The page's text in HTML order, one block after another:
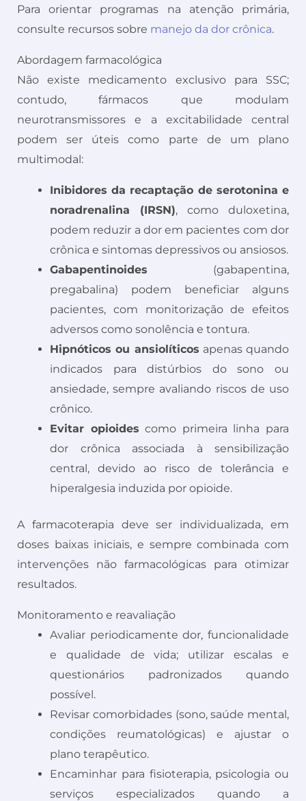
Para orientar programas na atenção primária,
consulte recursos sobre manejo da dor crônica.
Abordagem farmacológica
Não existe medicamento exclusivo para SSC;
contudo, fármacos que modulam
neurotransmissores e a excitabilidade central
podem ser úteis como parte de um plano
multimodal:
Inibidores da recaptação de serotonina e
noradrenalina (IRSN), como duloxetina,
podem reduzir a dor em pacientes com dor
crônica e sintomas depressivos ou ansiosos.
Gabapentinoides (gabapentina,
pregabalina) podem beneficiar alguns
pacientes, com monitorização de efeitos
adversos como sonolência e tontura.
Hipnóticos ou ansiolíticos apenas quando
indicados para distúrbios do sono ou
ansiedade, sempre avaliando riscos de uso
crônico.
Evitar opioides como primeira linha para
dor crônica associada à sensibilização
central, devido ao risco de tolerância e
hiperalgesia induzida por opioide.
A farmacoterapia deve ser individualizada, em
doses baixas iniciais, e sempre combinada com
intervenções não farmacológicas para otimizar
resultados.
Monitoramento e reavaliação
Avaliar periodicamente dor, funcionalidade
e qualidade de vida; utilizar escalas e
questionários padronizados quando
possível.
Revisar comorbidades (sono, saúde mental,
condições reumatológicas) e ajustar o
plano terapêutico.
Encaminhar para fisioterapia, psicologia ou
serviços especializados quando a